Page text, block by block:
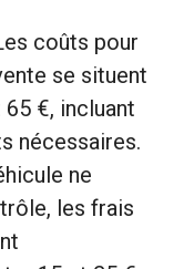
coûts pour
se situent
€, incluant
nécessaires.
ne
les frais